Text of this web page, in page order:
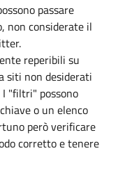
passare
non considerate il
reperibili su
siti non desiderati
I "filtri" possono
o un elenco
però verificare
corretto e tenere